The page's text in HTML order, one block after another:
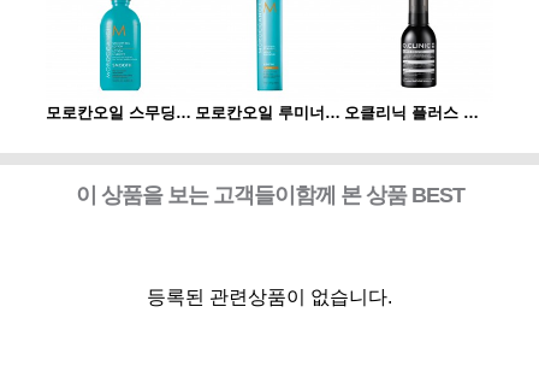
모로칸오일 스무딩 로션 300ml 모로칸오일 루미너스 헤어 스프레이 스트롱 330ml 오클리닉 플러스 플렉신 부스터 120ml
이 상품을 보는 고객들이함께 본 상품 BEST
등록된 관련상품이 없습니다.